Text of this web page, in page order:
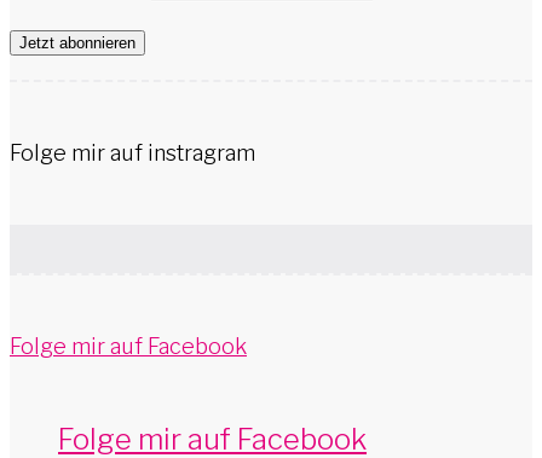
Jetzt abonnieren
Folge mir auf instragram
Folge mir auf Facebook
Folge mir auf Facebook